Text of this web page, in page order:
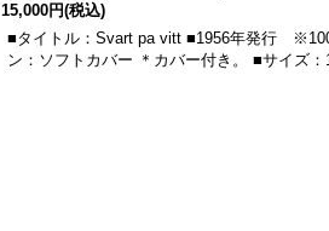
15,000円(税込)
■タイトル：Svart pa vitt ■1956年発行
ン：ソフトカバー ＊カバー付き。 ■サイズ